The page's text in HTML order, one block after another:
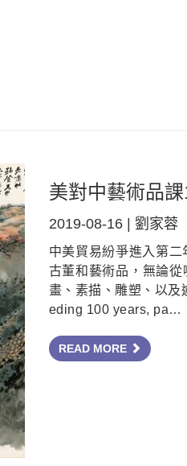
美對中藝術品
2019-08-16 | 劉家蓉
中美貿易紛爭進入第
古董和藝術品，無論
畫、素描、雕塑、以
eding 100 years, pa…
READ MORE